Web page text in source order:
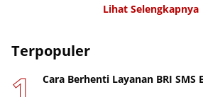
Lihat Selengkapnya
Terpopuler
Cara Berhenti Layanan BRI SMS